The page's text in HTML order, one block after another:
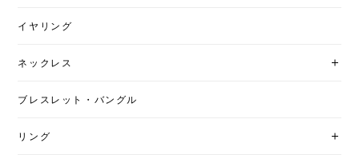
イヤリング
ネックレス
ブレスレット・バングル
リング